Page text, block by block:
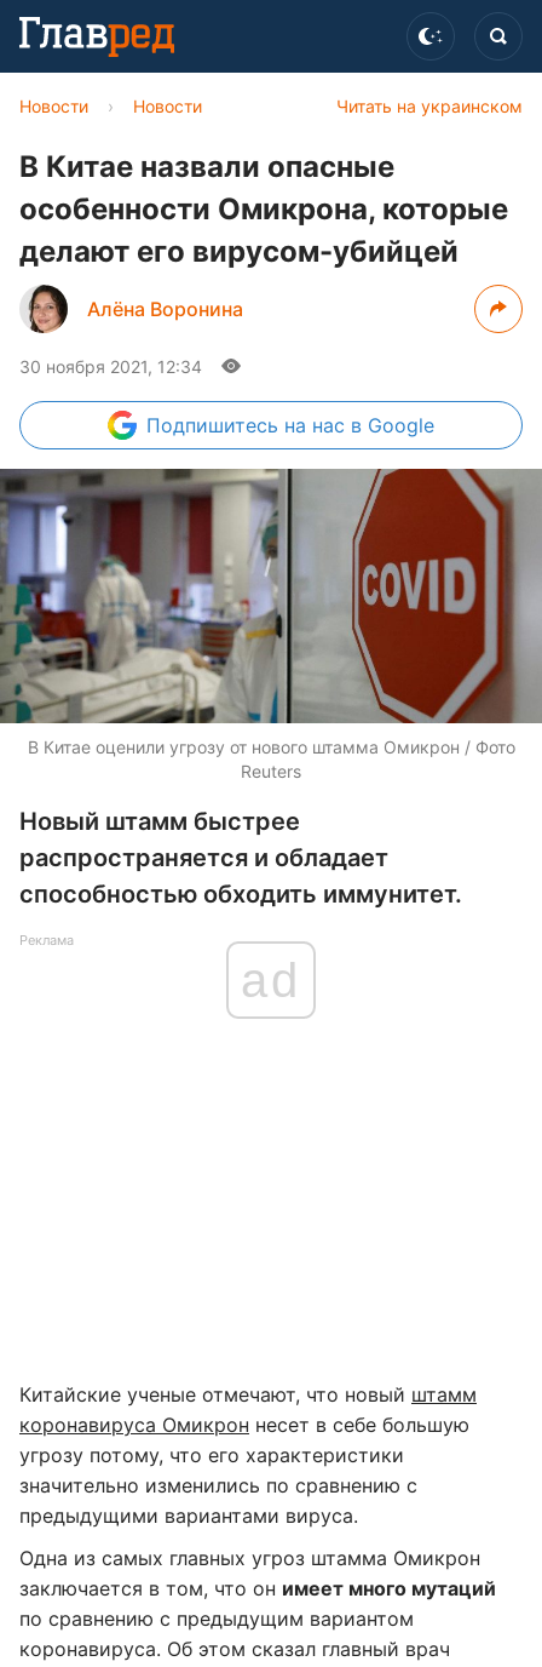
Читать на украинском
Новости › Новости
В Китае назвали опасные
особенности Омикрона, которые
делают его вирусом-убийцей
Алёна Воронина
30 ноября 2021, 12:34
Подпишитесь на нас в Google
В Китае оценили угрозу от нового штамма Омикрон / Фото
Reuters
Новый штамм быстрее
распространяется и обладает
способностью обходить иммунитет.
Реклама
ad
Китайские ученые отмечают, что новый штамм
коронавируса Омикрон несет в себе большую
угрозу потому, что его характеристики
значительно изменились по сравнению с
предыдущими вариантами вируса.
Одна из самых главных угроз штамма Омикрон
заключается в том, что он имеет много мутаций
по сравнению с предыдущим вариантом
коронавируса. Об этом сказал главный врач